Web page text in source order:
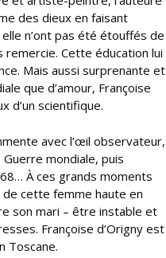
des dieux en faisant
n’ont pas été étouffés de
Cette éducation lui
Mais aussi surprenante et
que d’amour, Françoise
d’un scientifique.
avec l’œil observateur,
mondiale, puis
À ces grands moments
cette femme haute en
son mari – être instable et
Françoise d’Origny est
Toscane.